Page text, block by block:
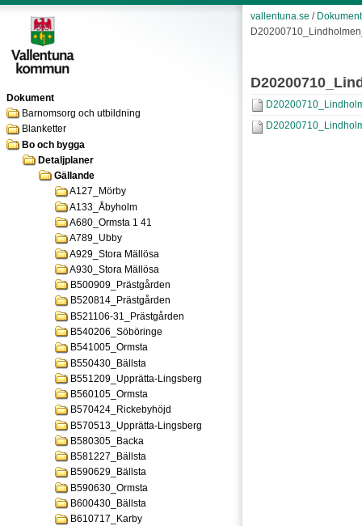
Dokument
Barnomsorg och utbildning
Blanketter
Bo och bygga
Detaljplaner
Gällande
A127_Mörby
A133_Åbyholm
A680_Ormsta 1 41
A789_Ubby
A929_Stora Mällösa
A930_Stora Mällösa
B500909_Prästgården
B520814_Prästgården
B521106-31_Prästgården
B540206_Söböringe
B541005_Ormsta
B550430_Bällsta
B551209_Upprätta-Lingsberg
B560105_Ormsta
B570424_Rickebyhöjd
B570513_Upprätta-Lingsberg
B580305_Backa
B581227_Bällsta
B590629_Bällsta
B590630_Ormsta
B600430_Bällsta
B610717_Karby
vallentuna.se / Dokument